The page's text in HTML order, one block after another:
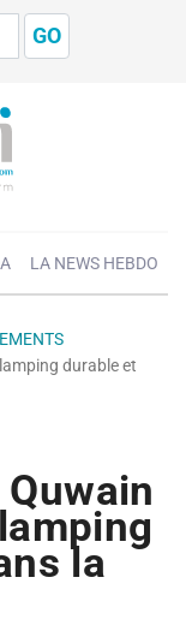
GO
LA NEWS HEBDO
durable et
la